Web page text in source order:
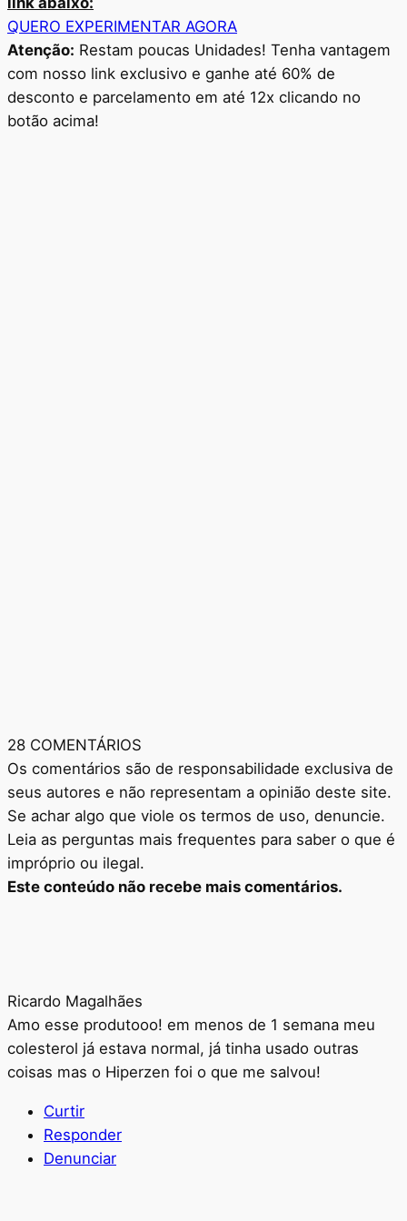
QUERO EXPERIMENTAR AGORA
Atenção: Restam poucas Unidades! Tenha vantagem
com nosso link exclusivo e ganhe até 60% de
desconto e parcelamento em até 12x clicando no
botão acima!
28 COMENTÁRIOS
Os comentários são de responsabilidade exclusiva de
seus autores e não representam a opinião deste site.
Se achar algo que viole os termos de uso, denuncie.
Leia as perguntas mais frequentes para saber o que é
impróprio ou ilegal.
Este conteúdo não recebe mais comentários.
Ricardo Magalhães
Amo esse produtooo! em menos de 1 semana meu
colesterol já estava normal, já tinha usado outras
coisas mas o Hiperzen foi o que me salvou!
Curtir
Responder
Denunciar